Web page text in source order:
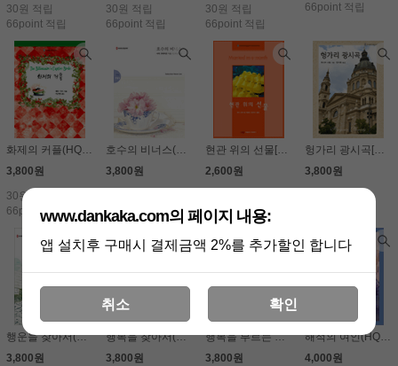
30원 적립
66point 적립
30원 적립
66point 적립
30원 적립
66point 적립
66point 적립
화제의 커플(HQ-189)
3,800원
30원 적립
66point 적립
호수의 비너스(HQ-731)
3,800원
66point 적립
현관 위의 선물[V-040]
2,600원
42point 적립
헝가리 광시곡[HQ-472]
3,800원
행운을 찾아서(HQ-798)
3,800원
행복을 찾아서(HQ-686)
3,800원
행복을 부르는 레시피(HQ-142)
3,800원
해적의 여인(HQ-251)(출판사품절)
4,000원
www.dankaka.com의 페이지 내용:
앱 설치후 구매시 결제금액 2%를 추가할인 합니다
취소 확인